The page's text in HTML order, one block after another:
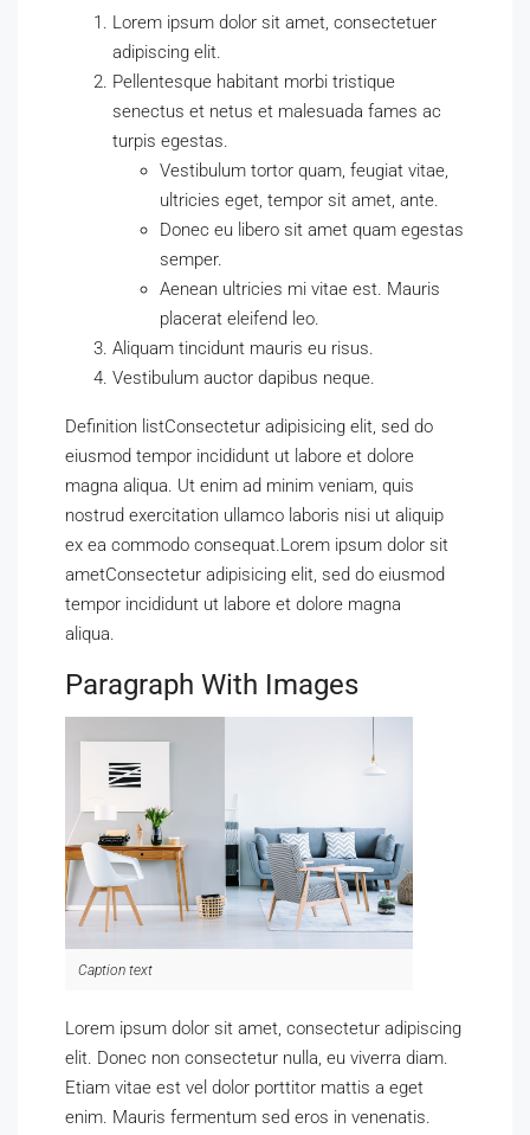
Lorem ipsum dolor sit amet, consectetuer
adipiscing elit.
Pellentesque habitant morbi tristique
senectus et netus et malesuada fames ac
turpis egestas.
Vestibulum tortor quam, feugiat vitae,
ultricies eget, tempor sit amet, ante.
Donec eu libero sit amet quam egestas
semper.
Aenean ultricies mi vitae est. Mauris
placerat eleifend leo.
Aliquam tincidunt mauris eu risus.
Vestibulum auctor dapibus neque.
Definition listConsectetur adipisicing elit, sed do
eiusmod tempor incididunt ut labore et dolore
magna aliqua. Ut enim ad minim veniam, quis
nostrud exercitation ullamco laboris nisi ut aliquip
ex ea commodo consequat.Lorem ipsum dolor sit
ametConsectetur adipisicing elit, sed do eiusmod
tempor incididunt ut labore et dolore magna
aliqua.
Paragraph With Images
Caption text
Lorem ipsum dolor sit amet, consectetur adipiscing
elit. Donec non consectetur nulla, eu viverra diam.
Etiam vitae est vel dolor porttitor mattis a eget
enim. Mauris fermentum sed eros in venenatis.